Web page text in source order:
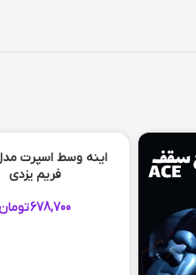
اینه وسط اسپرت
فریم یزدی
678,700